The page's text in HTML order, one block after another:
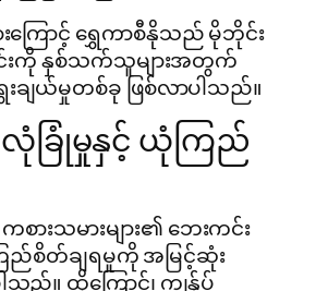
ကြောင့် ရွှေကာစီနိုသည် မိုဘိုင်း
င်းကို နှစ်သက်သူများအတွက်
ချယ်မှုတစ်ခု ဖြစ်လာပါသည်။
ခြုံမှုနှင့် ယုံကြည်
ားသမားများ၏ ဘေးကင်း
ည်စိတ်ချရမှုကို အမြင့်ဆုံး
ါသည်။ ထို့ကြောင့်၊ ကျွန်ုပ်